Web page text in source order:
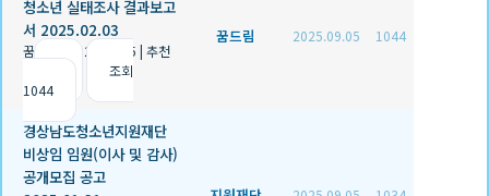
청소년 실태조사 결과보고
서 2025.02.03
꿈드림 2025.09.05 | 추천
조회
1044
꿈드림 2025.09.05 1044
경상남도청소년지원재단
비상임 임원(이사 및 감사)
공개모집 공고